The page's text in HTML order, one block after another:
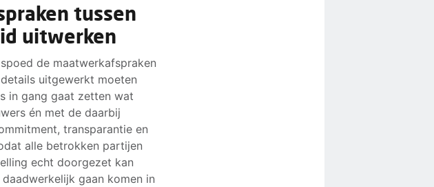
tussen
uitwerken
de maatwerkafspraken
uitgewerkt moeten
in gang gaat zetten wat
én met de daarbij
transparantie en
alle betrokken partijen
echt doorgezet kan
gaan komen in